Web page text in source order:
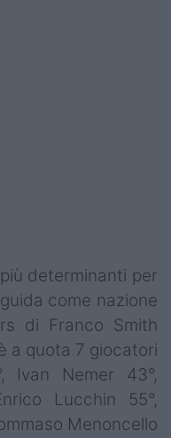
determinanti per
come nazione
di Franco Smith
a quota 7 giocatori
Ivan Nemer 43°,
Lucchin 55°,
Menoncello